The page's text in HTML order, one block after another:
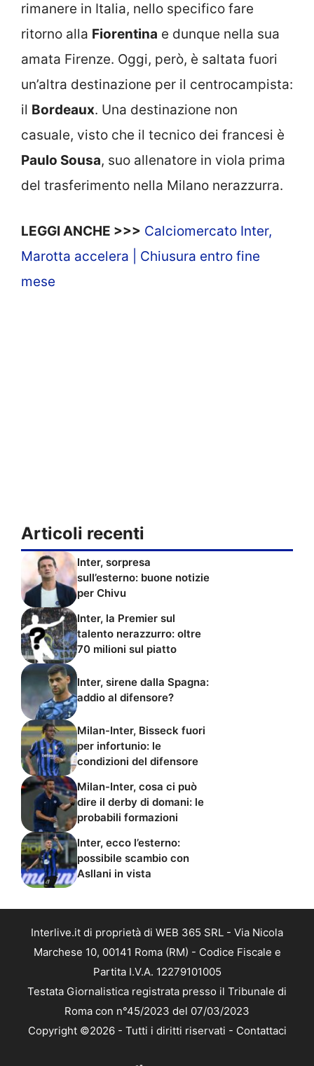
rimanere in Italia, nello specifico fare
ritorno alla Fiorentina e dunque nella sua
amata Firenze. Oggi, però, è saltata fuori
un’altra destinazione per il centrocampista:
il Bordeaux. Una destinazione non
casuale, visto che il tecnico dei francesi è
Paulo Sousa, suo allenatore in viola prima
del trasferimento nella Milano nerazzurra.
LEGGI ANCHE >>> Calciomercato Inter,
Marotta accelera | Chiusura entro fine
mese
Articoli recenti
Inter, sorpresa
sull’esterno: buone notizie
per Chivu
Inter, la Premier sul
talento nerazzurro: oltre
70 milioni sul piatto
Inter, sirene dalla Spagna:
addio al difensore?
Milan-Inter, Bisseck fuori
per infortunio: le
condizioni del difensore
Milan-Inter, cosa ci può
dire il derby di domani: le
probabili formazioni
Inter, ecco l’esterno:
possibile scambio con
Asllani in vista
Interlive.it di proprietà di WEB 365 SRL - Via Nicola
Marchese 10, 00141 Roma (RM) - Codice Fiscale e
Partita I.V.A. 12279101005
Testata Giornalistica registrata presso il Tribunale di
Roma con n°45/2023 del 07/03/2023
Copyright ©2026 - Tutti i diritti riservati - Contattaci